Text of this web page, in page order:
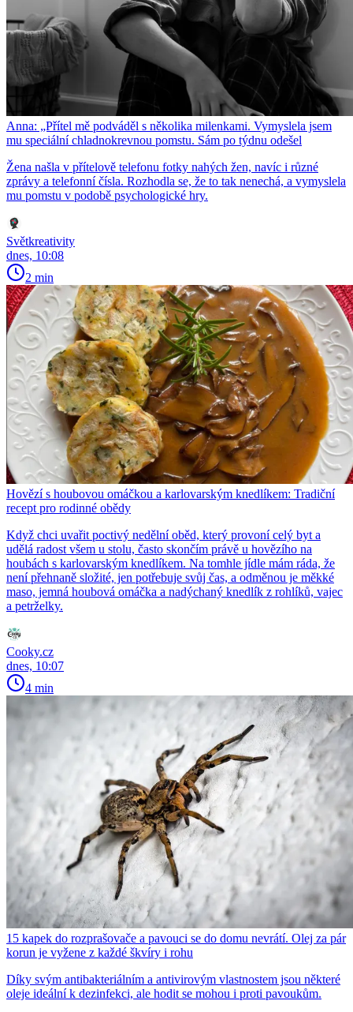
Anna: „Přítel mě podváděl s několika milenkami. Vymyslela jsem
mu speciální chladnokrevnou pomstu. Sám po týdnu odešel
Žena našla v přítelově telefonu fotky nahých žen, navíc i různé
zprávy a telefonní čísla. Rozhodla se, že to tak nenechá, a vymyslela
mu pomstu v podobě psychologické hry.
Světkreativity
dnes, 10:08
2 min
Hovězí s houbovou omáčkou a karlovarským knedlíkem: Tradiční
recept pro rodinné obědy
Když chci uvařit poctivý nedělní oběd, který provoní celý byt a
udělá radost všem u stolu, často skončím právě u hovězího na
houbách s karlovarským knedlíkem. Na tomhle jídle mám ráda, že
není přehnaně složité, jen potřebuje svůj čas, a odměnou je měkké
maso, jemná houbová omáčka a nadýchaný knedlík z rohlíků, vajec
a petrželky.
Cooky.cz
dnes, 10:07
4 min
15 kapek do rozprašovače a pavouci se do domu nevrátí. Olej za pár
korun je vyžene z každé škvíry i rohu
Díky svým antibakteriálním a antivirovým vlastnostem jsou některé
oleje ideální k dezinfekci, ale hodit se mohou i proti pavoukům.